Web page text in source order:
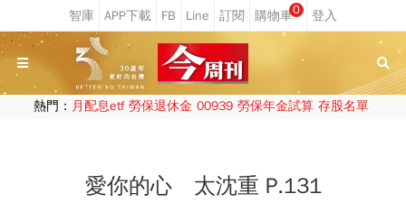
0
熱門： 月配息etf 勞保退休金 00939 勞保年金試算 存股名單
愛你的心 太沈重 P.131